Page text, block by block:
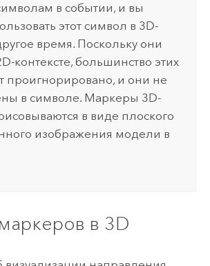
в событии, и вы
этот символ в 3D-
время. Поскольку они
контексте, большинство этих
проигнорировано, и они не
в символе. Маркеры 3D-
в виде плоского
изображения модели в
в 3D